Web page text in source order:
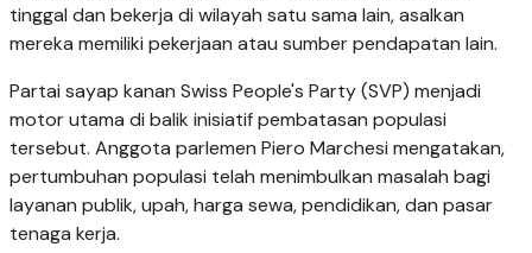
tinggal dan bekerja di wilayah satu sama lain, asalkan
mereka memiliki pekerjaan atau sumber pendapatan lain.
Partai sayap kanan Swiss People's Party (SVP) menjadi
motor utama di balik inisiatif pembatasan populasi
tersebut. Anggota parlemen Piero Marchesi mengatakan,
pertumbuhan populasi telah menimbulkan masalah bagi
layanan publik, upah, harga sewa, pendidikan, dan pasar
tenaga kerja.